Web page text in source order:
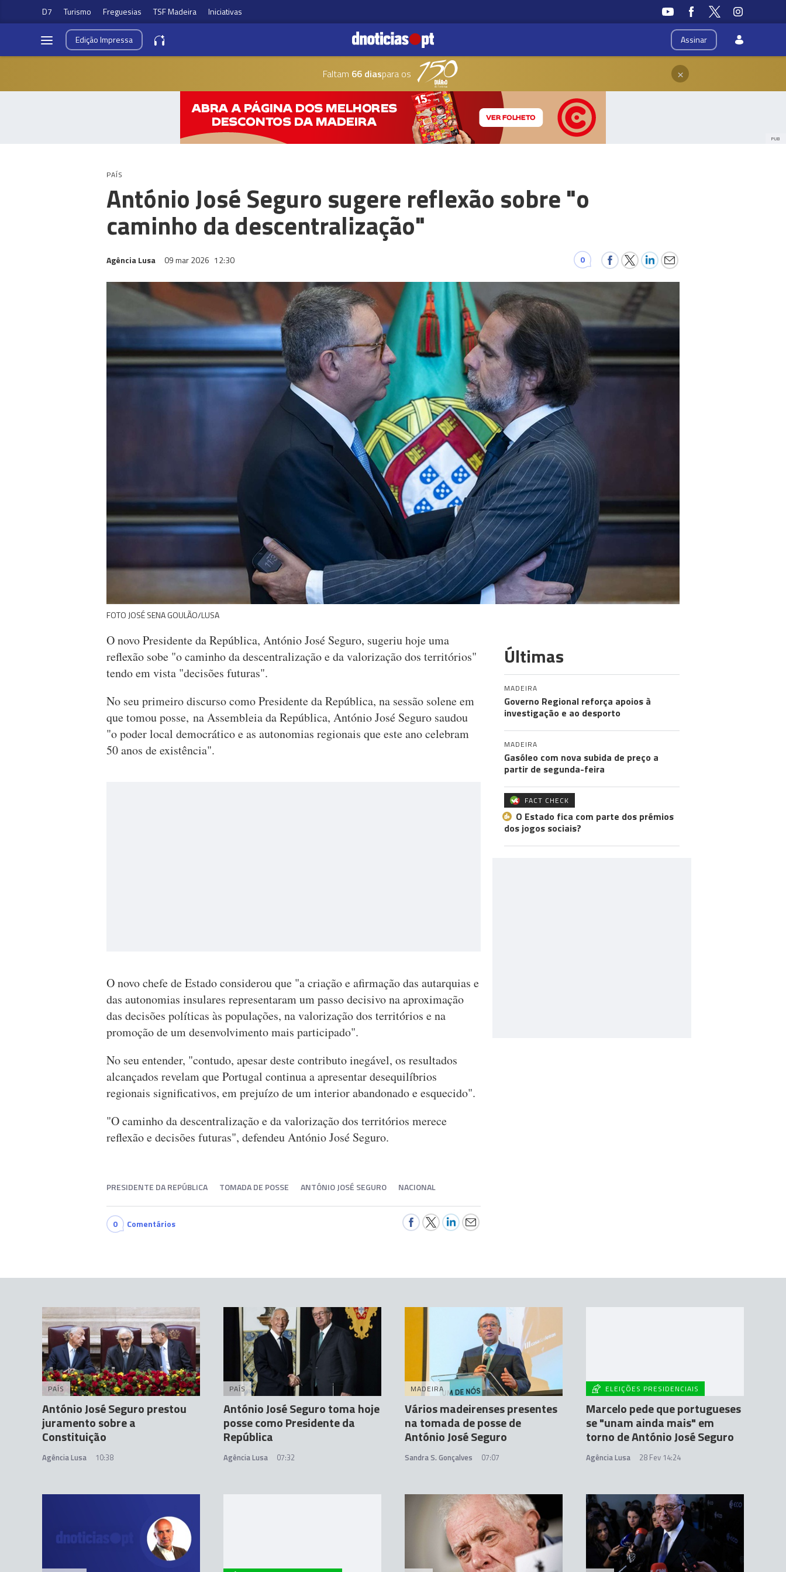
D7 Turismo Freguesias TSF Madeira Iniciativas
Assinar
EdiçãoImpressa
Faltam 66 diaspara os ×
PUB
PAÍS
António José Seguro sugere reflexão sobre "o
caminho da descentralização"
Agência Lusa 09 mar 2026 12:30 0
FOTO JOSÉ SENA GOULÃO/LUSA
O novo Presidente da República, António José Seguro, sugeriu hoje uma
reflexão sobe "o caminho da descentralização e da valorização dos territórios"
tendo em vista "decisões futuras".
No seu primeiro discurso como Presidente da República, na sessão solene em
que tomou posse, na Assembleia da República, António José Seguro saudou
"o poder local democrático e as autonomias regionais que este ano celebram
50 anos de existência".
O novo chefe de Estado considerou que "a criação e afirmação das autarquias e
das autonomias insulares representaram um passo decisivo na aproximação
das decisões políticas às populações, na valorização dos territórios e na
promoção de um desenvolvimento mais participado".
No seu entender, "contudo, apesar deste contributo inegável, os resultados
alcançados revelam que Portugal continua a apresentar desequilíbrios
regionais significativos, em prejuízo de um interior abandonado e esquecido".
"O caminho da descentralização e da valorização dos territórios merece
reflexão e decisões futuras", defendeu António José Seguro.
PRESIDENTE DA REPÚBLICA TOMADA DE POSSE ANTÓNIO JOSÉ SEGURO NACIONAL
0 Comentários
Últimas
MADEIRA
Governo Regional reforça apoios à
investigação e ao desporto
MADEIRA
Gasóleo com nova subida de preço a
partir de segunda-feira
FACT CHECK
O Estado fica com parte dos prémios
dos jogos sociais?
PAÍS
António José Seguro prestou
juramento sobre a
Constituição
Agência Lusa 10:38
PAÍS
António José Seguro toma hoje
posse como Presidente da
República
Agência Lusa 07:32
MADEIRA
Vários madeirenses presentes
na tomada de posse de
António José Seguro
Sandra S. Gonçalves 07:07
ELEIÇÕES PRESIDENCIAIS
Marcelo pede que portugueses
se "unam ainda mais" em
torno de António José Seguro
Agência Lusa 28 Fev 14:24